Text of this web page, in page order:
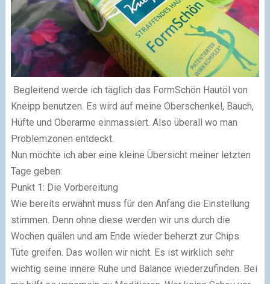
Begleitend werde ich täglich das FormSchön Hautöl von
Kneipp benutzen. Es wird auf meine Oberschenkel, Bauch,
Hüfte und Oberarme einmassiert. Also überall wo man
Problemzonen entdeckt.
Nun möchte ich aber eine kleine Übersicht meiner letzten
Tage geben:
Punkt 1: Die Vorbereitung
Wie bereits erwähnt muss für den Anfang die Einstellung
stimmen. Denn ohne diese werden wir uns durch die
Wochen quälen und am Ende wieder beherzt zur Chips
Tüte greifen. Das wollen wir nicht. Es ist wirklich sehr
wichtig seine innere Ruhe und Balance wiederzufinden. Bei